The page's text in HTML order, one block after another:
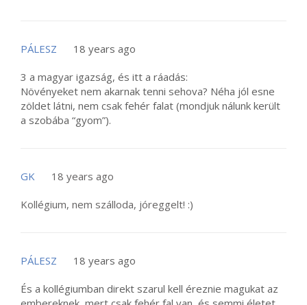
PÁLESZ 18 years ago
3 a magyar igazság, és itt a ráadás:
Növényeket nem akarnak tenni sehova? Néha jól esne
zöldet látni, nem csak fehér falat (mondjuk nálunk került
a szobába “gyom”).
GK 18 years ago
Kollégium, nem szálloda, jóreggelt! :)
PÁLESZ 18 years ago
És a kollégiumban direkt szarul kell éreznie magukat az